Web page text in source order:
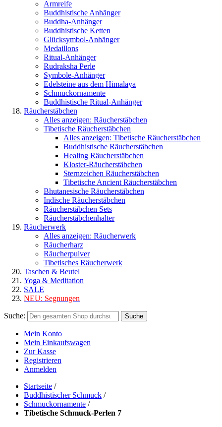
Armreife
Buddhistische Anhänger
Buddha-Anhänger
Buddhistische Ketten
Glücksymbol-Anhänger
Medaillons
Ritual-Anhänger
Rudraksha Perle
Symbole-Anhänger
Edelsteine aus dem Himalaya
Schmuckornamente
Buddhistische Ritual-Anhänger
Räucherstäbchen
Alles anzeigen: Räucherstäbchen
Tibetische Räucherstäbchen
Alles anzeigen: Tibetische Räucherstäbchen
Buddhistische Räucherstäbchen
Healing Räucherstäbchen
Kloster-Räucherstäbchen
Sternzeichen Räucherstäbchen
Tibetische Ancient Räucherstäbchen
Bhutanesische Räucherstäbchen
Indische Räucherstäbchen
Räucherstäbchen Sets
Räucherstäbchenhalter
Räucherwerk
Alles anzeigen: Räucherwerk
Räucherharz
Räucherpulver
Tibetisches Räucherwerk
Taschen & Beutel
Yoga & Meditation
SALE
NEU: Segnungen
Suche: Suche
Mein Konto
Mein Einkaufswagen
Zur Kasse
Registrieren
Anmelden
Startseite /
Buddhistischer Schmuck /
Schmuckornamente /
Tibetische Schmuck-Perlen 7